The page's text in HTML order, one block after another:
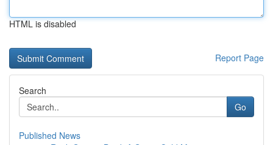
HTML is disabled
Report Page
Search
Go
Published News